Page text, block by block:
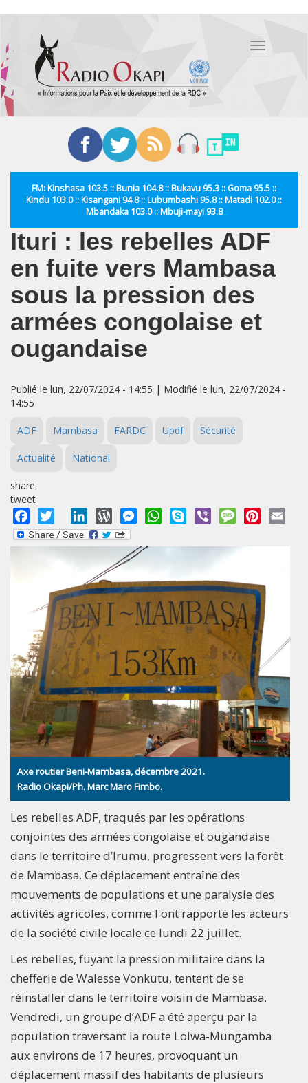
contenu
principal
Toggle
FM: Kinshasa 103.5 :: Bunia 104.8 :: Bukavu 95.3 :: Goma 95.5 ::
Kindu 103.0 :: Kisangani 94.8 :: Lubumbashi 95.8 :: Matadi 102.0 ::
Mbandaka 103.0 :: Mbuji-mayi 93.8
Ituri : les rebelles ADF
en fuite vers Mambasa
sous la pression des
armées congolaise et
ougandaise
Publié le lun, 22/07/2024 - 14:55 | Modifié le lun, 22/07/2024 -
14:55
ADF Mambasa FARDC Updf Sécurité
Actualité National
share
tweet
Facebook
Twitter LinkedInWordPressMessengerWhatsApp
Skype Viber MessagePinterest
Axe routier Beni-Mambasa, décembre 2021.
Radio Okapi/Ph. Marc Maro Fimbo.
Les rebelles ADF, traqués par les opérations
conjointes des armées congolaise et ougandaise
dans le territoire d’Irumu, progressent vers la forêt
de Mambasa. Ce déplacement entraîne des
mouvements de populations et une paralysie des
activités agricoles, comme l'ont rapporté les acteurs
de la société civile locale ce lundi 22 juillet.
Les rebelles, fuyant la pression militaire dans la
chefferie de Walesse Vonkutu, tentent de se
réinstaller dans le territoire voisin de Mambasa.
Vendredi, un groupe d’ADF a été aperçu par la
population traversant la route Lolwa-Mungamba
aux environs de 17 heures, provoquant un
déplacement massif des habitants de plusieurs